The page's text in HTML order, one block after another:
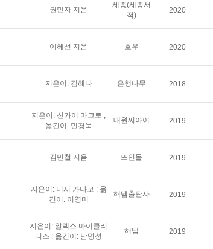
권민자 지음
세종(세종서
적)
2020
이혜선 지음 호우 2020
지은이: 김혜나 은행나무 2018
지은이: 신카이 마코토 ;
옮긴이: 민경욱
대원씨아이 2019
김민철 지음 뜨인돌 2019
지은이: 니시 가나코 ; 옮
긴이: 이영미
해냄출판사 2019
지은이: 알렉스 마이클리
디스 ; 옮긴이: 남명성
해냄 2019